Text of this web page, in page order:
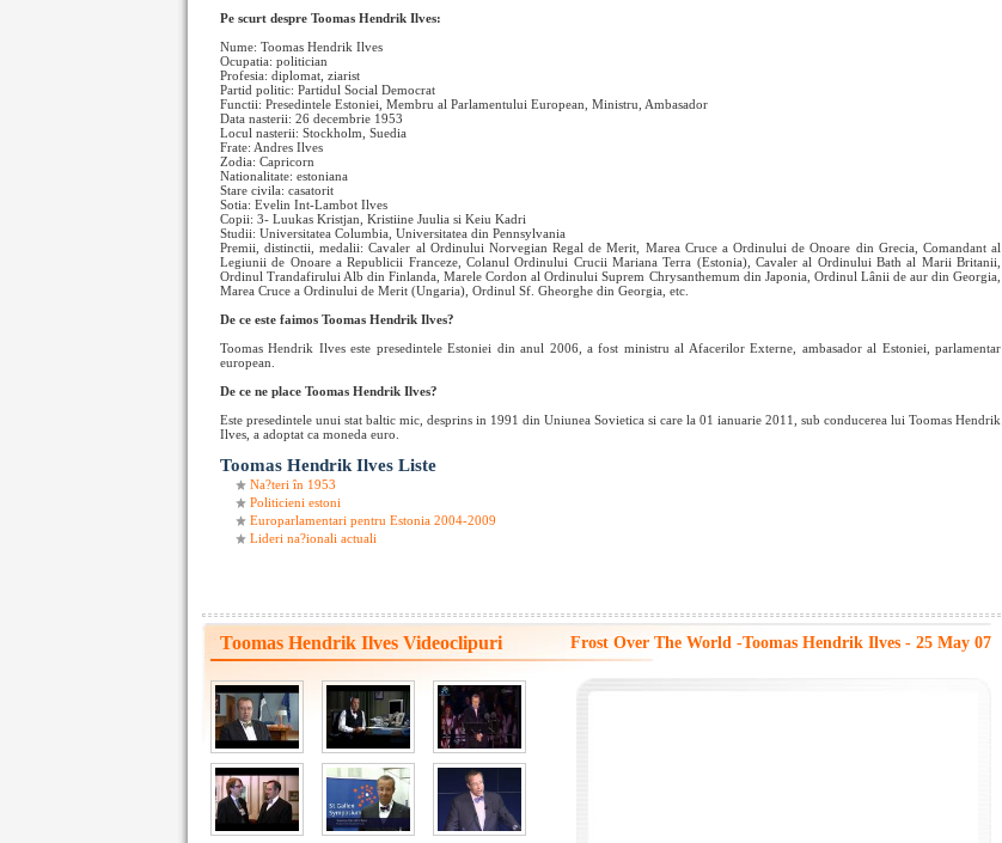
Pe scurt despre Toomas Hendrik Ilves:
Nume: Toomas Hendrik Ilves
Ocupatia: politician
Profesia: diplomat, ziarist
Partid politic: Partidul Social Democrat
Functii: Presedintele Estoniei, Membru al Parlamentului European, Ministru, Ambasador
Data nasterii: 26 decembrie 1953
Locul nasterii: Stockholm, Suedia
Frate: Andres Ilves
Zodia: Capricorn
Nationalitate: estoniana
Stare civila: casatorit
Sotia: Evelin Int-Lambot Ilves
Copii: 3- Luukas Kristjan, Kristiine Juulia si Keiu Kadri
Studii: Universitatea Columbia, Universitatea din Pennsylvania
Premii, distinctii, medalii: Cavaler al Ordinului Norvegian Regal de Merit, Marea Cruce a Ordinului de Onoare din Grecia, Comandant al
Legiunii de Onoare a Republicii Franceze, Colanul Ordinului Crucii Mariana Terra (Estonia), Cavaler al Ordinului Bath al Marii Britanii,
Ordinul Trandafirului Alb din Finlanda, Marele Cordon al Ordinului Suprem Chrysanthemum din Japonia, Ordinul Lânii de aur din Georgia,
Marea Cruce a Ordinului de Merit (Ungaria), Ordinul Sf. Gheorghe din Georgia, etc.
De ce este faimos Toomas Hendrik Ilves?
Toomas Hendrik Ilves este presedintele Estoniei din anul 2006, a fost ministru al Afacerilor Externe, ambasador al Estoniei, parlamentar
european.
De ce ne place Toomas Hendrik Ilves?
Este presedintele unui stat baltic mic, desprins in 1991 din Uniunea Sovietica si care la 01 ianuarie 2011, sub conducerea lui Toomas Hendrik
Ilves, a adoptat ca moneda euro.
Toomas Hendrik Ilves Liste
Na?teri în 1953
Politicieni estoni
Europarlamentari pentru Estonia 2004-2009
Lideri na?ionali actuali
Toomas Hendrik Ilves Videoclipuri Frost Over The World -Toomas Hendrik Ilves - 25 May 07